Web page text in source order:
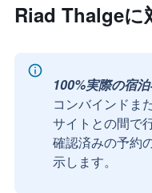
Riad Thalgeに
100%実際の宿泊
コンバインドま
サイトとの間で
確認済みの予約
示します。